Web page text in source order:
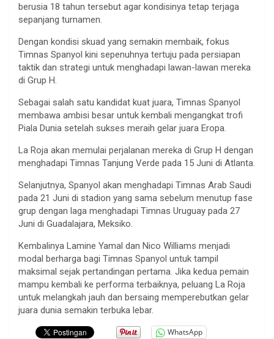
berusia 18 tahun tersebut agar kondisinya tetap terjaga
sepanjang turnamen.
Dengan kondisi skuad yang semakin membaik, fokus
Timnas Spanyol kini sepenuhnya tertuju pada persiapan
taktik dan strategi untuk menghadapi lawan-lawan mereka
di Grup H.
Sebagai salah satu kandidat kuat juara, Timnas Spanyol
membawa ambisi besar untuk kembali mengangkat trofi
Piala Dunia setelah sukses meraih gelar juara Eropa.
La Roja akan memulai perjalanan mereka di Grup H dengan
menghadapi Timnas Tanjung Verde pada 15 Juni di Atlanta.
Selanjutnya, Spanyol akan menghadapi Timnas Arab Saudi
pada 21 Juni di stadion yang sama sebelum menutup fase
grup dengan laga menghadapi Timnas Uruguay pada 27
Juni di Guadalajara, Meksiko.
Kembalinya Lamine Yamal dan Nico Williams menjadi
modal berharga bagi Timnas Spanyol untuk tampil
maksimal sejak pertandingan pertama. Jika kedua pemain
mampu kembali ke performa terbaiknya, peluang La Roja
untuk melangkah jauh dan bersaing memperebutkan gelar
juara dunia semakin terbuka lebar.
WhatsApp